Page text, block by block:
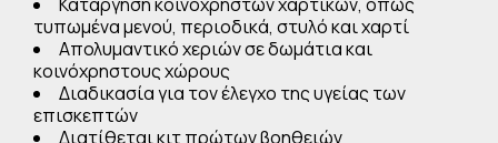
τυπωμένα μενού, περιοδικά, στυλό και χαρτί
Απολυμαντικό χεριών σε δωμάτια και
κοινόχρηστους χώρους
Διαδικασία για τον έλεγχο της υγείας των
επισκεπτών
Διατίθεται κιτ πρώτων βοηθειών